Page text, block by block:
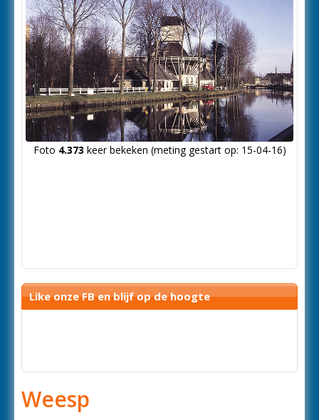
Foto 4.373 keer bekeken (meting gestart op: 15-04-16)
Like onze FB en blijf op de hoogte
Weesp